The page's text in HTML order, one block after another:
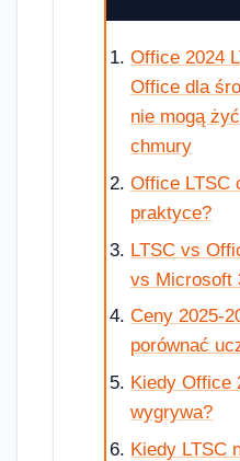
Office 2024
Office dla
nie mogą
chmury
Office LTSC
praktyce?
LTSC vs
vs Microsoft
Ceny 2025-
porównać
Kiedy Office
wygrywa?
Kiedy LTSC